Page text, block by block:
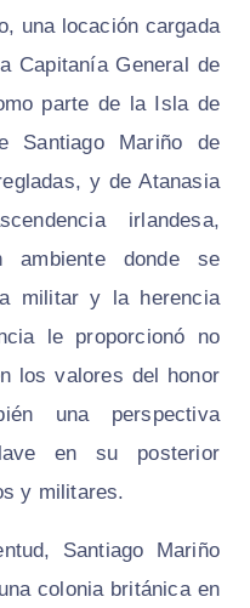
una locación cargada
Capitanía General de
parte de la Isla de
Santiago Mariño de
y de Atanasia
irlandesa,
donde se
militar y la herencia
le proporcionó no
los valores del honor
una perspectiva
en su posterior
y militares.
Santiago Mariño
colonia británica en